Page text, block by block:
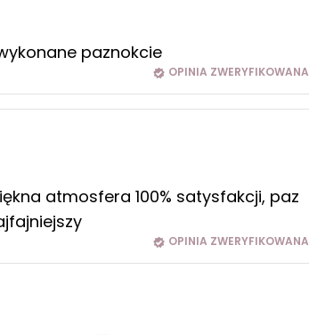
paznokcie
OPINIA ZWERYFIKOWANA
atmosfera 100% satysfakcji, paz
OPINIA ZWERYFIKOWANA